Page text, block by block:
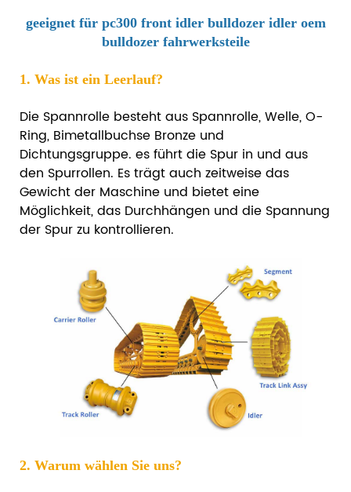
geeignet für pc300 front idler bulldozer idler oem
bulldozer fahrwerksteile
1. Was ist ein Leerlauf?
Die Spannrolle besteht aus Spannrolle, Welle, O-
Ring, Bimetallbuchse Bronze und
Dichtungsgruppe. esführt die Spur in und aus
den Spurrollen. Es trägt auch zeitweise das
Gewicht der Maschine und bietet eine
Möglichkeit, das Durchhängen und die Spannung
der Spur zu kontrollieren.
2. Warum wählen Sie uns?